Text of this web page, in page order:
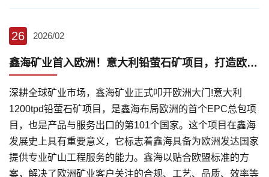
26 2026/02
鑫海矿业首入欧洲！意大利铅萤石矿项目，打造欧盟选矿合规样板
深耕全球矿业市场，鑫海矿业正式叩开欧洲大门!意大利
1200tpd铅萤石矿项目，是鑫海布局欧洲的首个EPC总包项
目，也是产品与服务出口的第101个国家。这个项目在鑫海
发展史上具有重要意义，它标志着鑫海具备为欧洲发达国家
提供专业矿山工程服务的能力。鑫海以贴合欧盟标准的方
案，解决了欧洲矿业客户关注的合规、工艺、品质、效率等